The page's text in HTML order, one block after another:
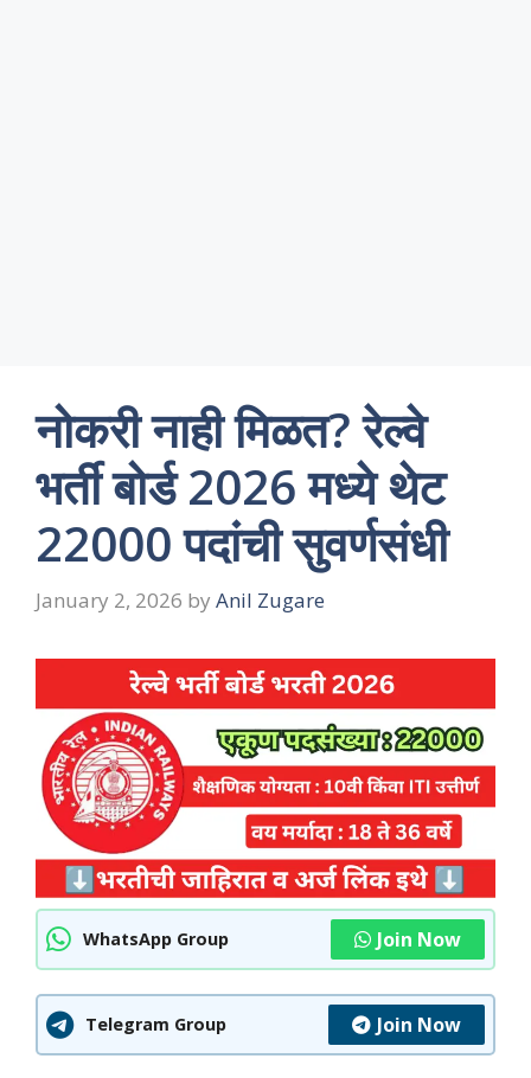
नोकरी नाही मिळत? रेल्वे
भर्ती बोर्ड 2026 मध्ये थेट
22000 पदांची सुवर्णसंधी
January 2, 2026 by Anil Zugare
WhatsApp Group Join Now
Telegram Group Join Now